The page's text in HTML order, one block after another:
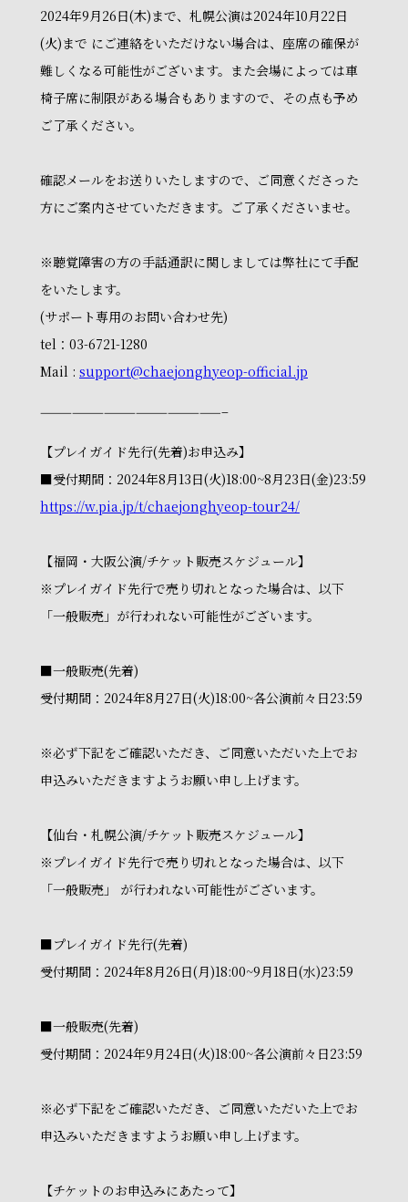
2024年9月26日(木)まで、札幌公演は2024年10月22日
(火)まで にご連絡をいただけない場合は、座席の確保が
難しくなる可能性がございます。また会場によっては車
椅子席に制限がある場合もありますので、その点も予め
ご了承ください。
確認メールをお送りいたしますので、ご同意くださった
方にご案内させていただきます。ご了承くださいませ。
※聴覚障害の方の手話通訳に関しましては弊社にて手配
をいたします。
(サポート専用のお問い合わせ先)
tel：03-6721-1280
Mail : support@chaejonghyeop-official.jp
—————————————————–
【プレイガイド先行(先着)お申込み】
■受付期間：2024年8月13日(火)18:00~8月23日(金)23:59
https://w.pia.jp/t/chaejonghyeop-tour24/
【福岡・大阪公演/チケット販売スケジュール】
※プレイガイド先行で売り切れとなった場合は、以下
「一般販売」が行われない可能性がございます。
■一般販売(先着)
受付期間：2024年8月27日(火)18:00~各公演前々日23:59
※必ず下記をご確認いただき、ご同意いただいた上でお
申込みいただきますようお願い申し上げます。
【仙台・札幌公演/チケット販売スケジュール】
※プレイガイド先行で売り切れとなった場合は、以下
「一般販売」 が行われない可能性がございます。
■プレイガイド先行(先着)
受付期間：2024年8月26日(月)18:00~9月18日(水)23:59
■一般販売(先着)
受付期間：2024年9月24日(火)18:00~各公演前々日23:59
※必ず下記をご確認いただき、ご同意いただいた上でお
申込みいただきますようお願い申し上げます。
【チケットのお申込みにあたって】